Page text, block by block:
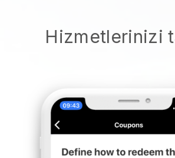
Hizmetlerinizi